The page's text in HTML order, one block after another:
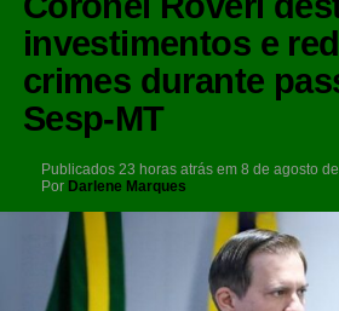
investimentos e
crimes durante
Sesp-MT
Publicados 23 horas atrás em 8 de agosto
Por Darlene Marques